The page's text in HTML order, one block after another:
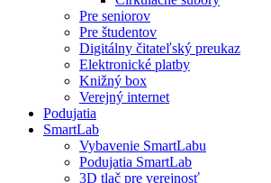
Pre seniorov
Pre študentov
Digitálny čitateľský preukaz
Elektronické platby
Knižný box
Verejný internet
Podujatia
SmartLab
Vybavenie SmartLabu
Podujatia SmartLab
3D tlač pre verejnosť